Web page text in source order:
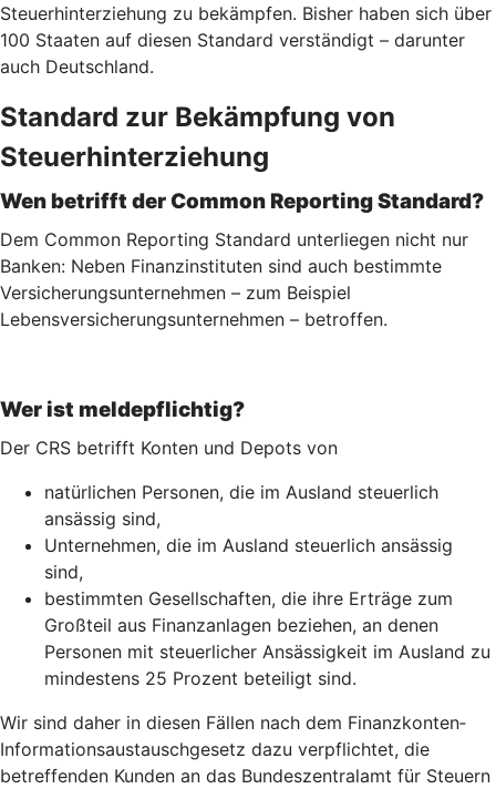
Steuerhinterziehung zu bekämpfen. Bisher haben sich über
100 Staaten auf diesen Standard verständigt – darunter
auch Deutschland.
Standard zur Bekämpfung von
Steuerhinterziehung
Wen betrifft der Common Reporting Standard?
Dem Common Reporting Standard unterliegen nicht nur
Banken: Neben Finanzinstituten sind auch bestimmte
Versicherungsunternehmen – zum Beispiel
Lebensversicherungs­unternehmen – betroffen.
Wer ist meldepflichtig?
Der CRS betrifft Konten und Depots von
natürlichen Personen, die im Ausland steuerlich
ansässig sind,
Unternehmen, die im Ausland steuerlich ansässig
sind,
bestimmten Gesellschaften, die ihre Erträge zum
Großteil aus Finanzanlagen beziehen, an denen
Personen mit steuerlicher Ansässigkeit im Ausland zu
mindestens 25 Prozent beteiligt sind.
Wir sind daher in diesen Fällen nach dem Finanz­konten­
Informations­austausch­gesetz dazu verpflichtet, die
betreffenden Kunden an das Bundeszentralamt für Steuern